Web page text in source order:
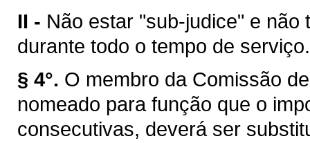
II - Não estar "sub-judice" e
durante todo o tempo de serviço.
§ 4°. O membro da Comissão
nomeado para função que o
consecutivas, deverá ser